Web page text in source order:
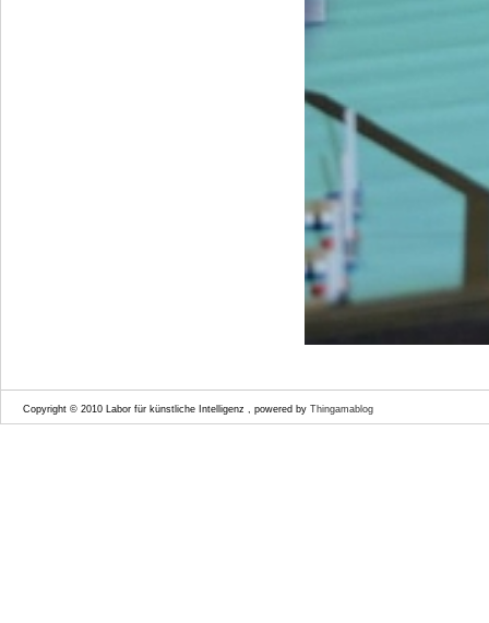
Copyright © 2010 Labor für künstliche Intelligenz , powered by Thingamablog